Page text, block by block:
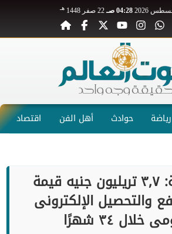
04:28 صـ 22 صفر 1448 هـ
رياضة حوادث أهل الفن اقتصاد
وزير المالية: ٣,٧ تريليون جنيه قيمة
والتحصيل الإلكترونى
٣٤ شهرًا